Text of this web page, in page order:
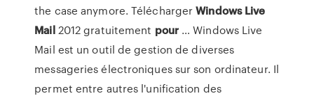
the case anymore. TéléchargerWindows Live
Mail2012 gratuitement pour… Windows Live
Mail est un outil de gestion de diverses
messageries électroniques sur son ordinateur. Il
permet entre autres l'unification des